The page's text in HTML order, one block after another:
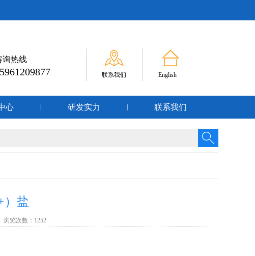
询热线
联系我们 English
心 研发实力 联系我们
）盐
浏览次数： 1252